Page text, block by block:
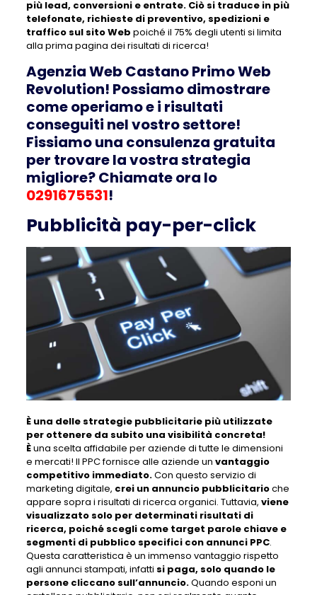
più lead, conversioni e entrate. Ciò si traduce in più
telefonate, richieste di preventivo, spedizioni e
traffico sul sito Web poiché il 75% degli utenti si limita
alla prima pagina dei risultati di ricerca!
Agenzia Web Castano Primo Web
Revolution! Possiamo dimostrare
come operiamo e i risultati
conseguiti nel vostro settore!
Fissiamo una consulenza gratuita
per trovare la vostra strategia
migliore? Chiamate ora lo
0291675531!
Pubblicità pay-per-click
È una delle strategie pubblicitarie più utilizzate
per ottenere da subito una visibilità concreta!
Èuna scelta affidabile per aziende di tutte le dimensioni
e mercati! Il PPC fornisce alle aziende un vantaggio
competitivo immediato.Con questo servizio di
marketing digitale, crei un annuncio pubblicitarioche
appare sopra i risultati di ricerca organici. Tuttavia, viene
visualizzato solo per determinati risultati di
ricerca, poiché scegli come target parole chiave e
segmenti di pubblico specifici con annunci PPC.
Questa caratteristica è un immenso vantaggio rispetto
agli annunci stampati, infatti si paga, solo quando le
persone cliccano sull’annuncio.Quando esponi un